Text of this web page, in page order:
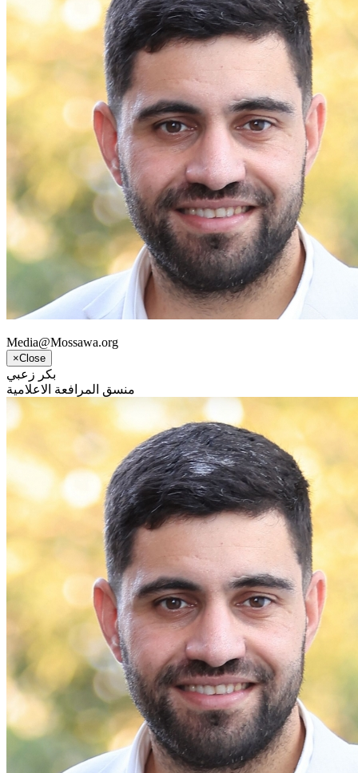
Media@Mossawa.org
×Close
بكر زعبي
منسق المرافعة الاعلامية